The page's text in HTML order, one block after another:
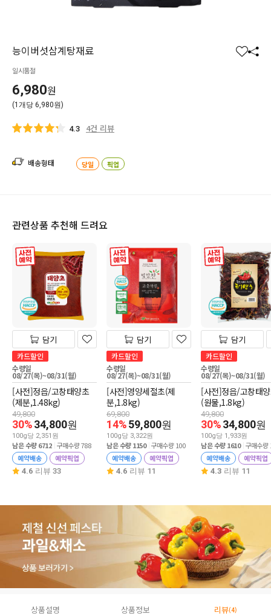
능이버섯삼계탕재료
찜 공
일시품절
6,980원
(1개당 6,980원)
4.3 4건 리뷰
배송형태 당일 픽업
관련상품 추천해 드려요
담기
카드할인
수령일
08/27(목)~08/31(월)
[사전]정읍/고창태양초
(제분,1.48kg)
49,800
30%34,800원
100g당 2,351원
남은 수량 6712 구매수량 788
예약배송
예약픽업
4.6 리뷰 33
사전 예약
담기
카드할인
수령일
08/27(목)~08/31(월)
[사전]영양세절초(제
분,1.8kg)
69,800
14%59,800원
100g당 3,322원
남은 수량 1150 구매수량 100
예약배송
예약픽업
4.6 리뷰 11
담기
카드할인
수령일
08/27(목)~08/31(월)
[사전]정읍/고창태
(원물,1.8kg)
49,800
30%34,800원
100g당 1,933원
남은 수량 1610 구매수량
예약배송
예약픽업
4.3 리뷰 11
상품설명 상품정보 리뷰(4)